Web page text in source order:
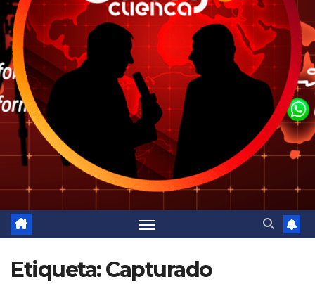
Etiqueta:Capturado